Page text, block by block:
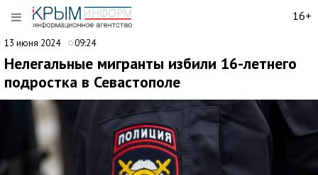
16+
13 июня 2024 09:24
Нелегальные мигранты избили 16-летнего
подростка в Севастополе